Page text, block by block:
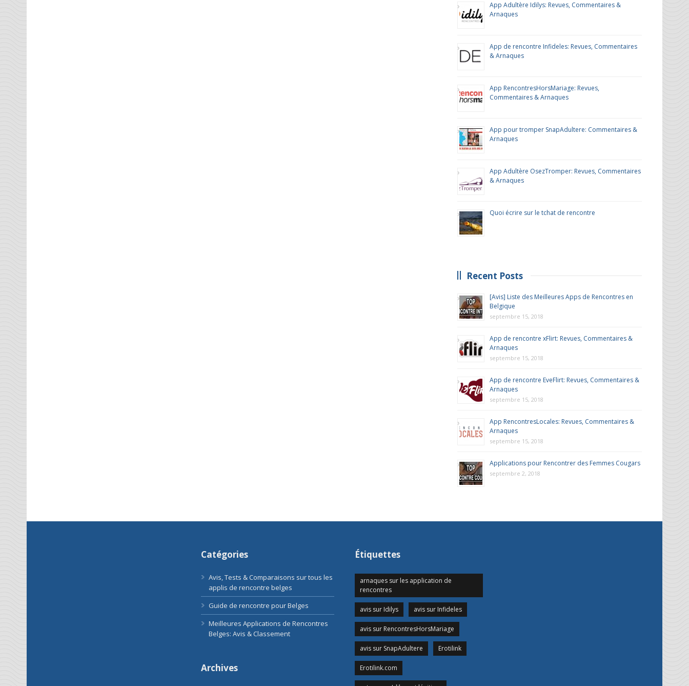
App Adultère Idilys: Revues, Commentaires &
Arnaques
App de rencontre Infideles: Revues, Commentaires
& Arnaques
App RencontresHorsMariage: Revues,
Commentaires & Arnaques
App pour tromper SnapAdultere: Commentaires &
Arnaques
App Adultère OsezTromper: Revues, Commentaires
& Arnaques
Quoi écrire sur le tchat de rencontre
Recent Posts
[Avis] Liste des Meilleures Apps de Rencontres en
Belgique
septembre 15, 2018
App de rencontre xFlirt: Revues, Commentaires &
Arnaques
septembre 15, 2018
App de rencontre EveFlirt: Revues, Commentaires &
Arnaques
septembre 15, 2018
App RencontresLocales: Revues, Commentaires &
Arnaques
septembre 15, 2018
Applications pour Rencontrer des Femmes Cougars
septembre 2, 2018
Catégories
Avis, Tests & Comparaisons sur tous les
applis de rencontre belges
Guide de rencontre pour Belges
Meilleures Applications de Rencontres
Belges: Avis & Classement
Archives
Étiquettes
arnaques sur les application de
rencontres
avis sur Idilys avis sur Infideles
avis sur RencontresHorsMariage
avis sur SnapAdultere Erotilink
Erotilink.com